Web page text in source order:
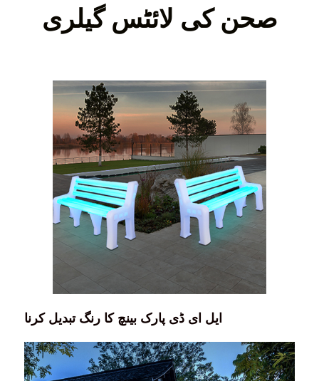
صحن کی لائٹس گیلری
ایل ای ڈی پارک بینچ کا رنگ تبدیل کرنا